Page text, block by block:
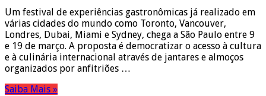
Um festival de experiências gastronômicas já realizado em
várias cidades do mundo como Toronto, Vancouver,
Londres, Dubai, Miami e Sydney, chega a São Paulo entre 9
e 19 de março. A proposta é democratizar o acesso à cultura
e à culinária internacional através de jantares e almoços
organizados por anfitriões …
Saiba Mais »